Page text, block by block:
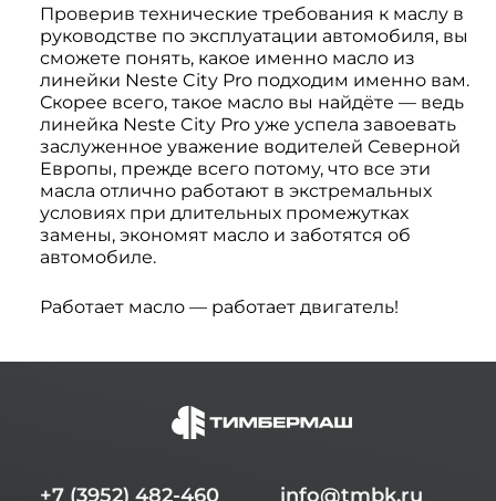
Проверив технические требования к маслу в
руководстве по эксплуатации автомобиля, вы
сможете понять, какое именно масло из
линейки Neste City Pro подходим именно вам.
Скорее всего, такое масло вы найдёте — ведь
линейка Neste City Pro уже успела завоевать
заслуженное уважение водителей Северной
Европы, прежде всего потому, что все эти
масла отлично работают в экстремальных
условиях при длительных промежутках
замены, экономят масло и заботятся об
автомобиле.
Работает масло — работает двигатель!
+7 (3952) 482-460 info@tmbk.ru